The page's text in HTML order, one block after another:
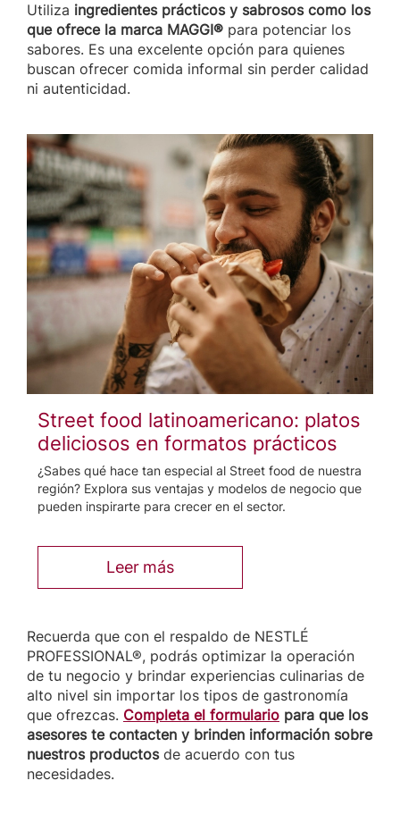
Utiliza ingredientes prácticos y sabrosos como los
que ofrece la marca MAGGI® para potenciar los
sabores. Es una excelente opción para quienes
buscan ofrecer comida informal sin perder calidad
ni autenticidad.
Street food latinoamericano: platos
deliciosos en formatos prácticos
¿Sabes qué hace tan especial al Street food de nuestra
región? Explora sus ventajas y modelos de negocio que
pueden inspirarte para crecer en el sector.
Leer más
Recuerda que con el respaldo de NESTLÉ
PROFESSIONAL®, podrás optimizar la operación
de tu negocio y brindar experiencias culinarias de
alto nivel sin importar los tipos de gastronomía
que ofrezcas. Completa el formulario para que los
asesores te contacten y brinden información sobre
nuestros productosde acuerdo con tus
necesidades.